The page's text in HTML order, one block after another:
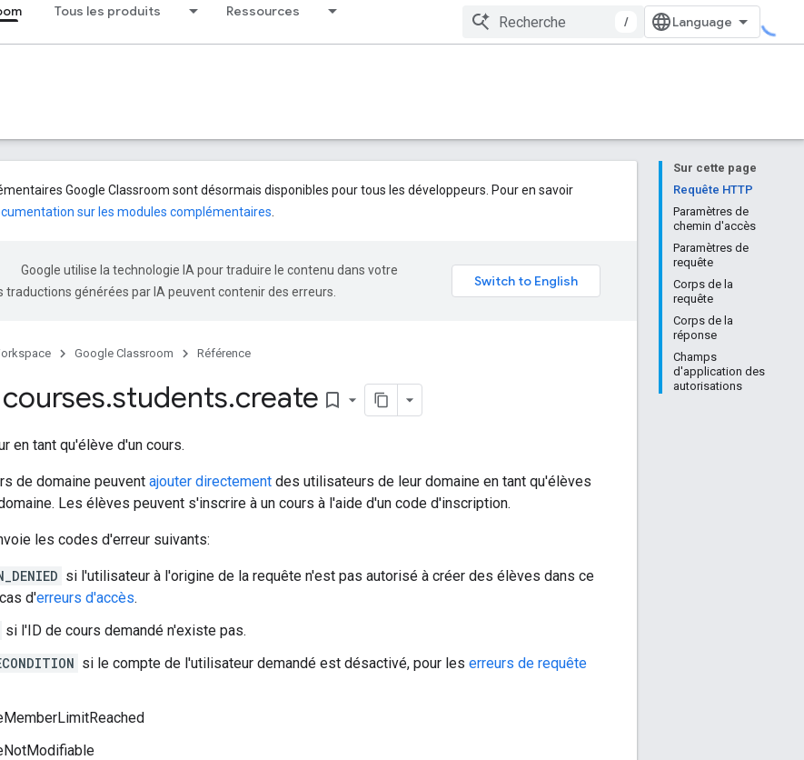
Tous les produits Ressources
/
Sur cette page
Requête HTTP
Paramètres de
chemin d'accès
Paramètres de
requête
Corps de la
requête
Corps de la
réponse
Champs
d'application des
autorisations
Google Classroom sont désormais disponibles pour tous les développeurs. Pour en savoir
sur les modules complémentaires
Google utilise la technologie IA pour traduire le contenu dans votre
traductions générées par IA peuvent contenir des erreurs.
Google Classroom Référence
.students.create bookmark_border
en tant qu'élève d'un cours.
de domaine peuvent ajouter directement des utilisateurs de leur domaine en tant qu'élèves
Les élèves peuvent s'inscrire à un cours à l'aide d'un code d'inscription.
les codes d'erreur suivants:
si l'utilisateur à l'origine de la requête n'est pas autorisé à créer des élèves dans ce
d'erreurs d'accès.
si l'ID de cours demandé n'existe pas.
si le compte de l'utilisateur demandé est désactivé, pour les erreurs de requête